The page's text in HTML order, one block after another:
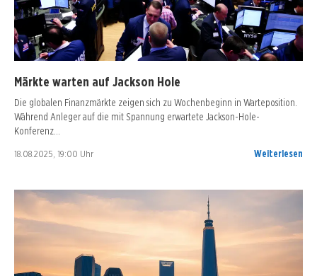
Märkte warten auf Jackson Hole
Die globalen Finanzmärkte zeigen sich zu Wochenbeginn in Warteposition.
Während Anleger auf die mit Spannung erwartete Jackson-Hole-
Konferenz…
18.08.2025, 19:00 Uhr Weiterlesen